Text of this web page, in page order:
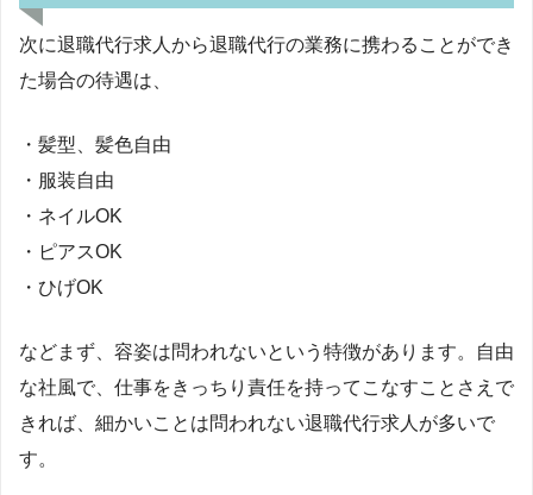
次に退職代行求人から退職代行の業務に携わることができ
た場合の待遇は、
・髪型、髪色自由
・服装自由
・ネイルOK
・ピアスOK
・ひげOK
などまず、容姿は問われないという特徴があります。自由
な社風で、仕事をきっちり責任を持ってこなすことさえで
きれば、細かいことは問われない退職代行求人が多いで
す。